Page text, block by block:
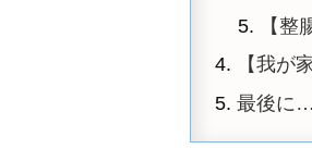
【整
【我が
最後に…